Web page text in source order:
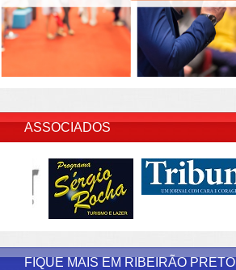
ASSOCIADOS
FIQUE MAIS EM RIBEIRÃO PRETO